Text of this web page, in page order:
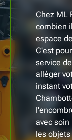
Chez ML
combien
espace
C'est
service
alléger
instant
avec soin
les objets